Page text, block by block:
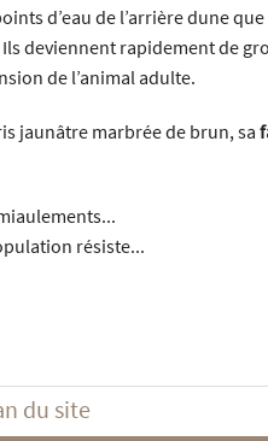
d’eau de l’arrière dune que
deviennent rapidement de
de l’animal adulte.
jaunâtre marbrée de brun, sa
résiste...
du site